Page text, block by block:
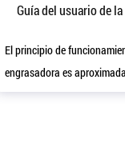
Guía del usuario de
El principio de
engrasadora es